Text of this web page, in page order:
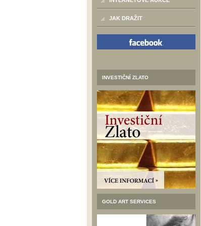
JAK DRAŽIT
INVESTIČNÍ ZLATO
GOLD ART SERVICES